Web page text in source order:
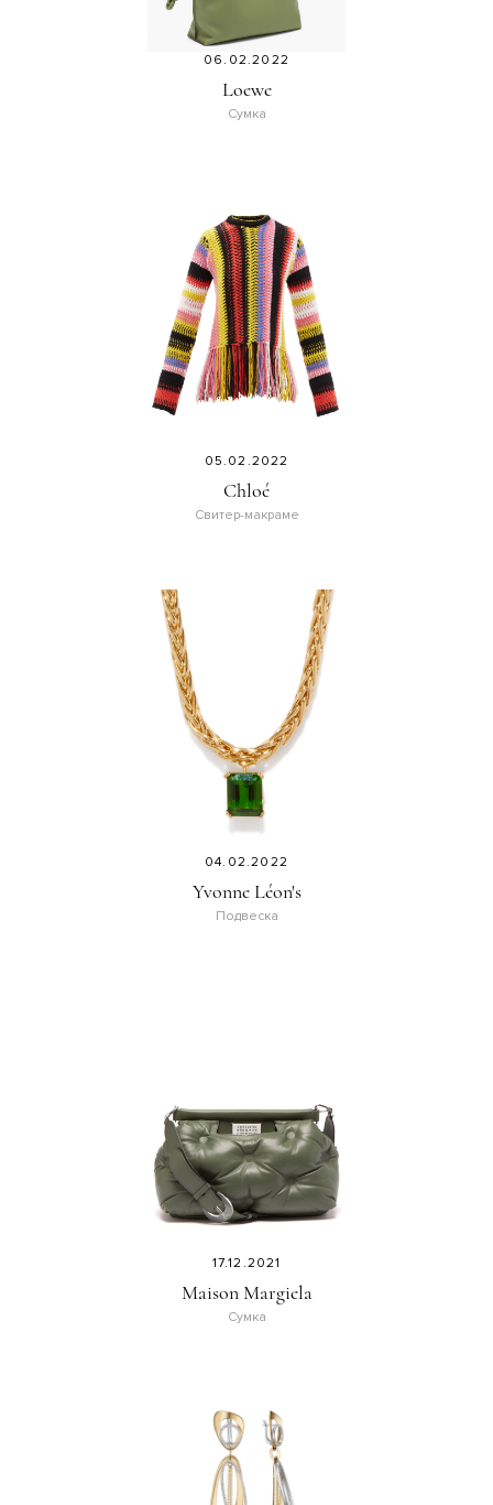
06.02.2022
Loewe
Сумка
05.02.2022
Chloé
Свитер-макраме
04.02.2022
Yvonne Léon's
Подвеска
17.12.2021
Maison Margiela
Сумка